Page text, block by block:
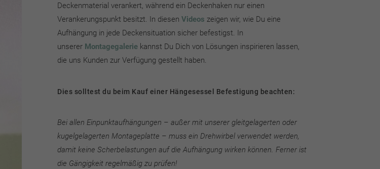
Deckenmaterial verankert, während ein Deckenhaken nur einen
Verankerungspunkt besitzt. In diesen Videos zeigen wir, wie Du eine
Aufhängung in jede Deckensituation sicher befestigst. In
unserer Montagegalerie kannst Du Dich von Lösungen inspirieren lassen,
die uns Kunden zur Verfügung gestellt haben.
Dies solltest du beim Kauf einer Hängesessel Befestigung beachten:
Bei allen Einpunktaufhängungen – außer mit unserer gleitgelagerten oder
kugelgelagerten Montageplatte – muss ein Drehwirbel verwendet werden,
damit keine Scherbelastungen auf die Aufhängung wirken können. Ferner ist
die Gängigkeit regelmäßig zu prüfen!